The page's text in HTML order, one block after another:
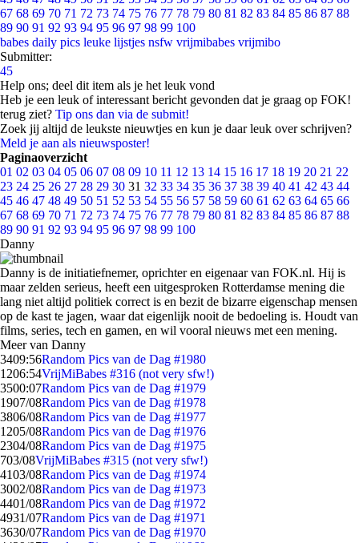
67 68 69 70 71 72 73 74 75 76 77 78 79 80 81 82 83 84 85 86 87 88
89 90 91 92 93 94 95 96 97 98 99 100
babes daily pics leuke lijstjes nsfw vrijmibabes vrijmibo
Submitter:
45
Help ons; deel dit item als je het leuk vond
Heb je een leuk of interessant bericht gevonden dat je graag op FOK!
terug ziet? Tip ons dan via de submit!
Zoek jij altijd de leukste nieuwtjes en kun je daar leuk over schrijven?
Meld je aan als nieuwsposter!
Paginaoverzicht
01 02 03 04 05 06 07 08 09 10 11 12 13 14 15 16 17 18 19 20 21 22
23 24 25 26 27 28 29 30 31 32 33 34 35 36 37 38 39 40 41 42 43 44
45 46 47 48 49 50 51 52 53 54 55 56 57 58 59 60 61 62 63 64 65 66
67 68 69 70 71 72 73 74 75 76 77 78 79 80 81 82 83 84 85 86 87 88
89 90 91 92 93 94 95 96 97 98 99 100
Danny
Danny is de initiatiefnemer, oprichter en eigenaar van FOK.nl. Hij is
maar zelden serieus, heeft een uitgesproken Rotterdamse mening die
lang niet altijd politiek correct is en bezit de bizarre eigenschap mensen
op de kast te jagen, waar dat eigenlijk nooit de bedoeling is. Houdt van
films, series, tech en gamen, en wil vooral nieuws met een mening.
Meer van Danny
3409:56Random Pics van de Dag #1980
1206:54VrijMiBabes #316 (not very sfw!)
3500:07Random Pics van de Dag #1979
1907/08Random Pics van de Dag #1978
3806/08Random Pics van de Dag #1977
1205/08Random Pics van de Dag #1976
2304/08Random Pics van de Dag #1975
703/08VrijMiBabes #315 (not very sfw!)
4103/08Random Pics van de Dag #1974
3002/08Random Pics van de Dag #1973
4401/08Random Pics van de Dag #1972
4931/07Random Pics van de Dag #1971
3630/07Random Pics van de Dag #1970